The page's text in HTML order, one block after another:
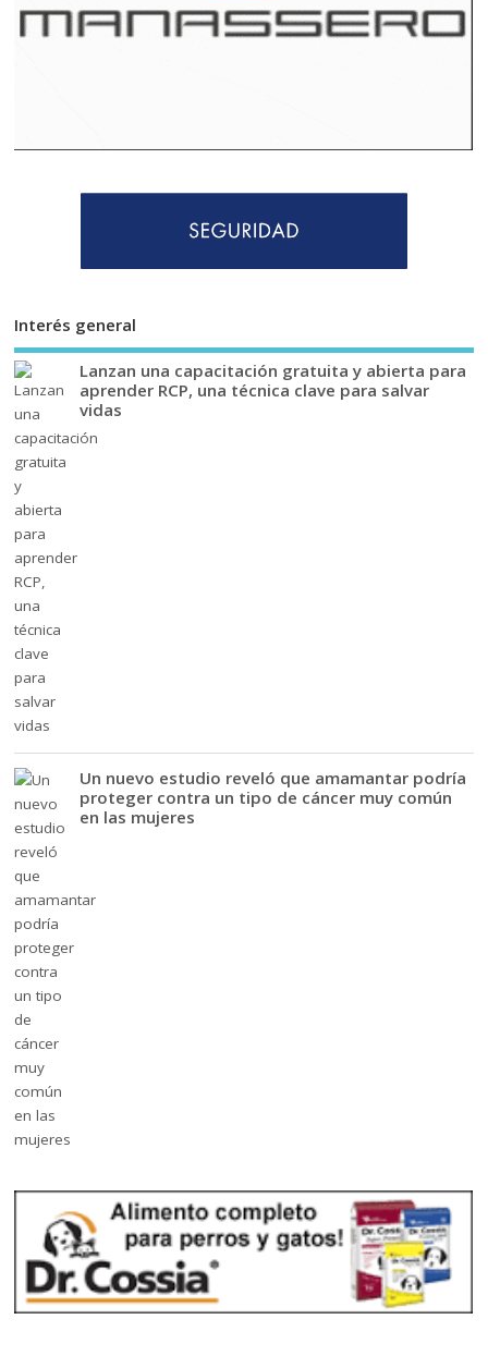
Interés general
Lanzan una capacitación gratuita y abierta para
aprender RCP, una técnica clave para salvar
vidas
Un nuevo estudio reveló que amamantar podría
proteger contra un tipo de cáncer muy común
en las mujeres